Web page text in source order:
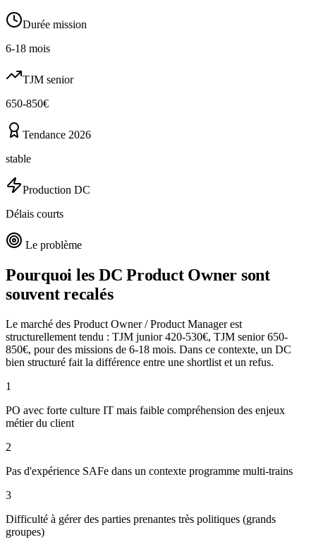
Durée mission
6-18 mois
TJM senior
650-850€
Tendance 2026
stable
Production DC
Délais courts
Le problème
Pourquoi les DCProduct Owner sont
souvent recalés
Le marché des Product Owner / Product Manager est
structurellement tendu : TJM junior 420-530€, TJM senior 650-
850€, pour des missions de 6-18 mois. Dans ce contexte, un DC
bien structuré fait la différence entre une shortlist et un refus.
1
PO avec forte culture IT mais faible compréhension des enjeux
métier du client
2
Pas d'expérience SAFe dans un contexte programme multi-trains
3
Difficulté à gérer des parties prenantes très politiques (grands
groupes)